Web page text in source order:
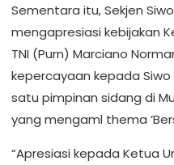
Sementara itu, Sekjen
mengapresiasi kebijakan
TNI (Purn) Marciano
kepercayaan kepada
satu pimpinan sidang di
yang mengaml thema
“Apresiasi kepada Ketua